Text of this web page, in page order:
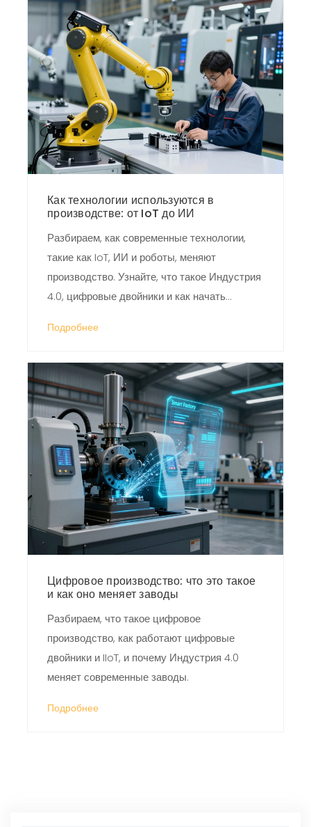
Как технологии используются в
производстве: от IoT до ИИ
Разбираем, как современные технологии,
такие как IoT, ИИ и роботы, меняют
производство. Узнайте, что такое Индустрия
4.0, цифровые двойники и как начать
Подробнее
Цифровое производство: что это такое
и как оно меняет заводы
Разбираем, что такое цифровое
производство, как работают цифровые
двойники и IIoT, и почему Индустрия 4.0
меняет современные заводы.
Подробнее